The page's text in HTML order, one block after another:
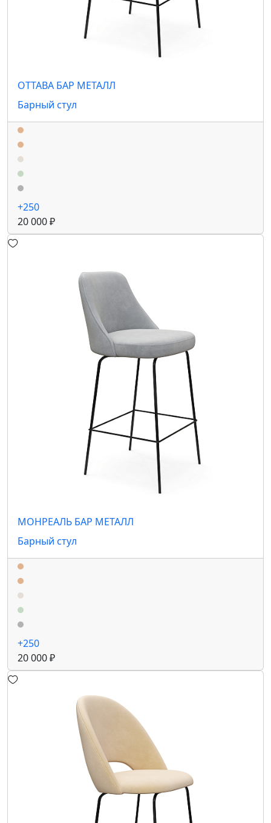
ОТТАВА БАР МЕТАЛЛ
Барный стул
+250
20 000 ₽
МОНРЕАЛЬ БАР МЕТАЛЛ
Барный стул
+250
20 000 ₽